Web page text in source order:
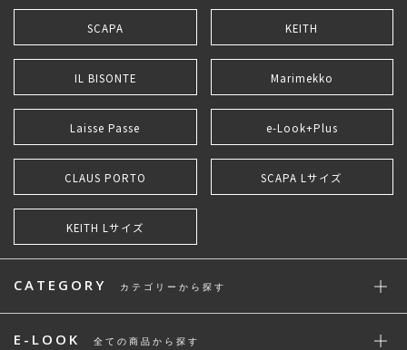
SCAPA KEITH
IL BISONTE Marimekko
Laisse Passe e-Look+Plus
CLAUS PORTO SCAPA Lサイズ
KEITH Lサイズ
CATEGORY カテゴリーから探す
E-LOOK 全ての商品から探す